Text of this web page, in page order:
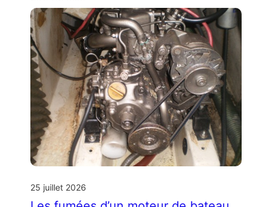
25 juillet 2026